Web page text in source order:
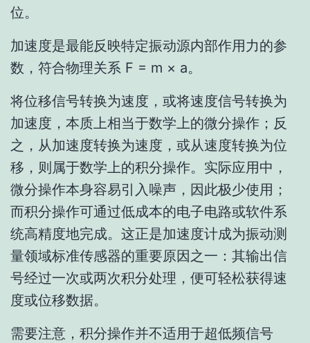
位。
加速度是最能反映特定振动源内部作用力的参
数，符合物理关系 F = m × a。
将位移信号转换为速度，或将速度信号转换为
加速度，本质上相当于数学上的微分操作；反
之，从加速度转换为速度，或从速度转换为位
移，则属于数学上的积分操作。实际应用中，
微分操作本身容易引入噪声，因此极少使用；
而积分操作可通过低成本的电子电路或软件系
统高精度地完成。这正是加速度计成为振动测
量领域标准传感器的重要原因之一：其输出信
号经过一次或两次积分处理，便可轻松获得速
度或位移数据。
需要注意，积分操作并不适用于超低频信号